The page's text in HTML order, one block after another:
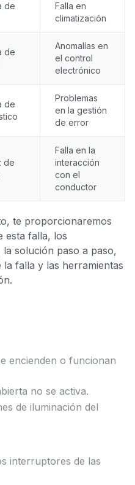
de
Falla en
climatización
de
Anomalías en
el control
electrónico
de
Problemas
en la gestión
de error
de
Falla en la
interacción
con el
conductor
te proporcionaremos
esta falla, los
solución paso a paso,
falla y las herramientas
encienden o funcionan
no se activa.
de iluminación del
interruptores de las